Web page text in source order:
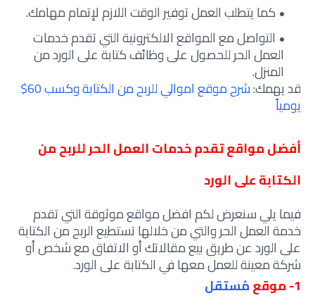
كما يتطلب العمل توفير الوقت اللازم لإتمام مهامك.
التواصل مع المواقع الالكترونية التي تقدم خدمات
العمل الحر للحصول على وظائف كتابة على الورد من
المنزل.
قد يهمك: شرح موقع اموالي للربح من الكتابة وكسب 60$
يومياً
أفضل مواقع تقدم خدمات العمل الحر للربح من
الكتابة على الورد
فيما يلي سنعرض لكم افضل مواقع موثوقة التي تقدم
خدمة العمل الحر والتي من خلالها تستطيع الربح من الكتابة
على الورد عن طريق بيع مقالاتك أو الاتفاق مع شخص أو
شركة معينة للعمل معها في الكتابة على الورد.
1- موقع
مُستقل